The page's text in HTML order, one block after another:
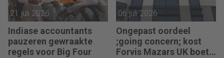
21 juli 2026
Indiase accountants
pauzeren gewraakte
regels voor Big Four
06 juli 2026
Ongepast oordeel
;going concern; kost
Forvis Mazars UK boete